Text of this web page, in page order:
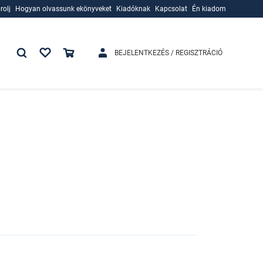
Hogyan olvassunk ekönyveket
Kiadóknak
Kapcsolat Én kiadom
BEJELENTKEZÉS / REGISZTRÁCIÓ